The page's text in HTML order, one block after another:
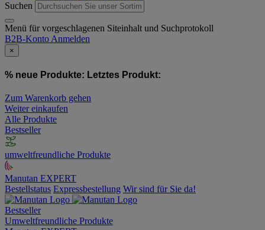
Suchen
Menü für vorgeschlagenen Siteinhalt und Suchprotokoll
B2B-Konto Anmelden
×
% neue Produkte: Letztes Produkt:
Zum Warenkorb gehen
Weiter einkaufen
Alle Produkte
Bestseller
umweltfreundliche Produkte
Manutan EXPERT
Bestellstatus Expressbestellung Wir sind für Sie da!
Bestseller
Umweltfreundliche Produkte